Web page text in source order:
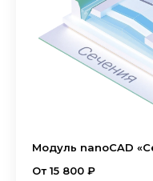
Модуль nanoCAD
От 15 800 ₽